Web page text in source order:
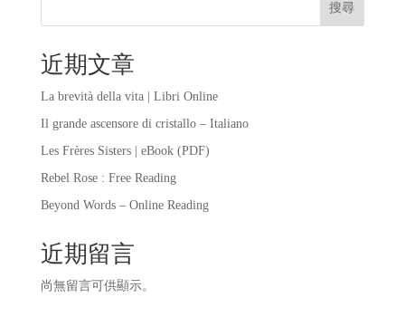
搜尋
近期文章
La brevità della vita | Libri Online
Il grande ascensore di cristallo – Italiano
Les Frères Sisters | eBook (PDF)
Rebel Rose : Free Reading
Beyond Words – Online Reading
近期留言
尚無留言可供顯示。